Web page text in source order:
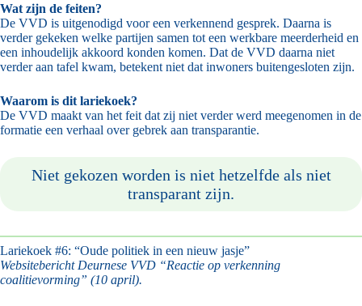
Wat zijn de feiten?
De VVD is uitgenodigd voor een verkennend gesprek. Daarna is
verder gekeken welke partijen samen tot een werkbare meerderheid en
een inhoudelijk akkoord konden komen. Dat de VVD daarna niet
verder aan tafel kwam, betekent niet dat inwoners buitengesloten zijn.
Waarom is dit lariekoek?
De VVD maakt van het feit dat zij niet verder werd meegenomen in de
formatie een verhaal over gebrek aan transparantie.
Niet gekozen worden is niet hetzelfde als niet
transparant zijn.
Lariekoek #6: “Oude politiek in een nieuw jasje”
Websitebericht Deurnese VVD “Reactie op verkenning
coalitievorming” (10 april).